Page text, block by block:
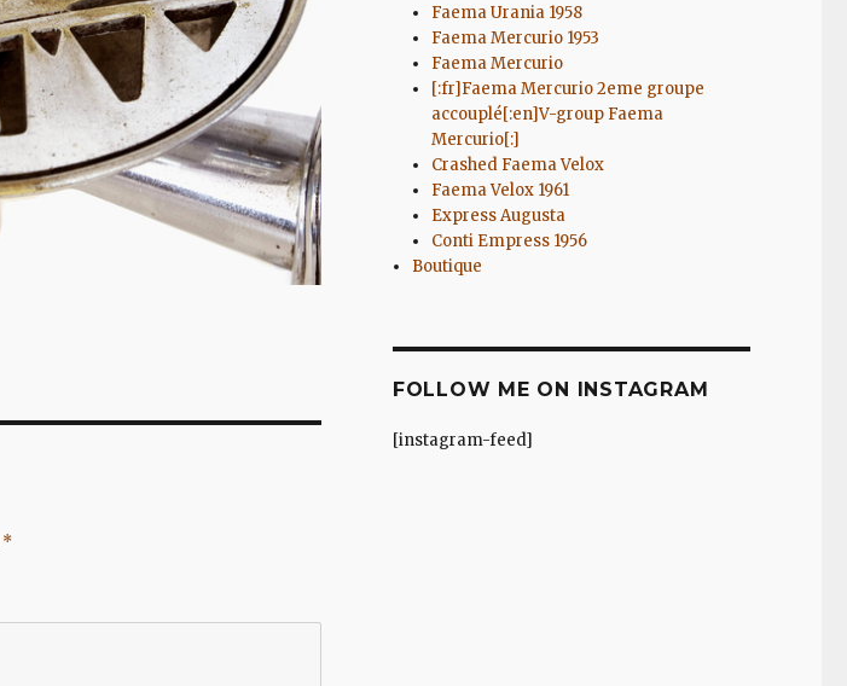
*
Faema Urania 1958
Faema Mercurio 1953
Faema Mercurio
[:fr]Faema Mercurio 2eme groupe
accouplé[:en]V-group Faema
Mercurio[:]
Crashed Faema Velox
Faema Velox 1961
Express Augusta
Conti Empress 1956
Boutique
FOLLOW ME ON INSTAGRAM
[instagram-feed]